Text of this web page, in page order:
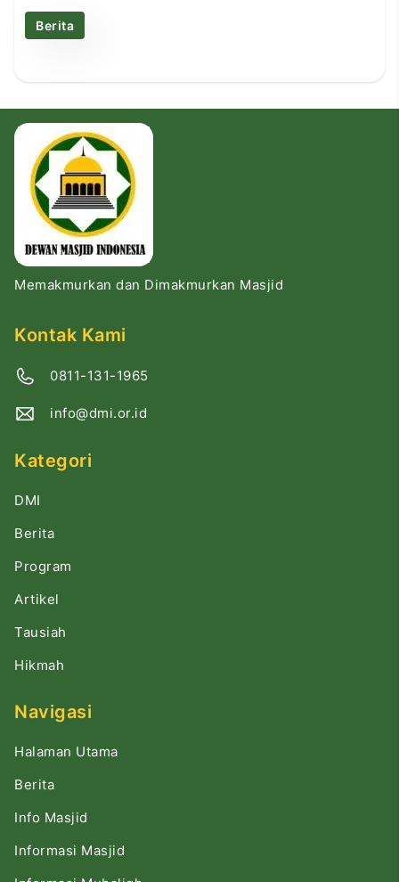
Berita
Memakmurkan dan Dimakmurkan Masjid
Kontak Kami
0811-131-1965
info@dmi.or.id
Kategori
DMI
Berita
Program
Artikel
Tausiah
Hikmah
Navigasi
Halaman Utama
Berita
Info Masjid
Informasi Masjid